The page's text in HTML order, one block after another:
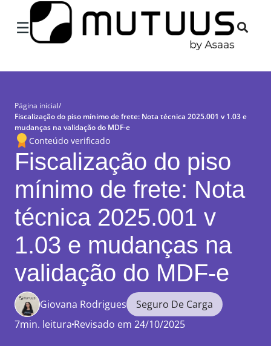
☰
Página inicial/
Fiscalização do piso mínimo de frete: Nota técnica 2025.001 v 1.03 e
mudanças na validação do MDF-e
Conteúdo verificado
Fiscalização do piso
mínimo de frete: Nota
técnica 2025.001 v
1.03 e mudanças na
validação do MDF-e
Giovana Rodrigues
Seguro De Carga
7min. leitura Revisado em 24/10/2025